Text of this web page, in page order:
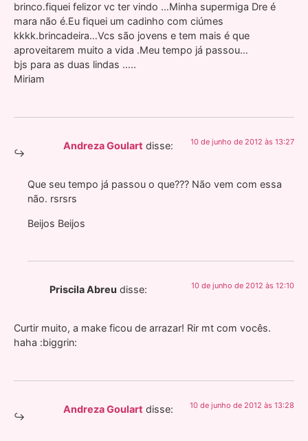
brinco.fiquei felizor vc ter vindo …Minha supermiga Dre é
mara não é.Eu fiquei um cadinho com ciúmes
kkkk.brincadeira…Vcs são jovens e tem mais é que
aproveitarem muito a vida .Meu tempo já passou…
bjs para as duas lindas …..
Miriam
Andreza Goulart disse: 10 de junho de 2012 às 13:27
Que seu tempo já passou o que??? Não vem com essa
não. rsrsrs
Beijos Beijos
Priscila Abreu disse: 10 de junho de 2012 às 12:10
Curtir muito, a make ficou de arrazar! Rir mt com vocês.
haha :biggrin:
Andreza Goulart disse: 10 de junho de 2012 às 13:28